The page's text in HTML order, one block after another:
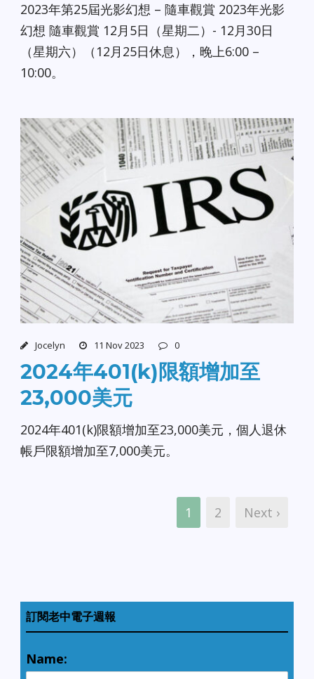
2023年第25屆光影幻想 – 隨車觀賞 2023年光影
幻想 隨車觀賞 12月5日（星期二）- 12月30日
（星期六）（12月25日休息），晚上6:00 –
10:00。
Jocelyn 11 Nov 2023 0
2024年401(k)限額增加至
23,000美元
2024年401(k)限額增加至23,000美元，個人退休
帳戶限額增加至7,000美元。
1 2 Next ›
訂閱老中電子週報
Name: